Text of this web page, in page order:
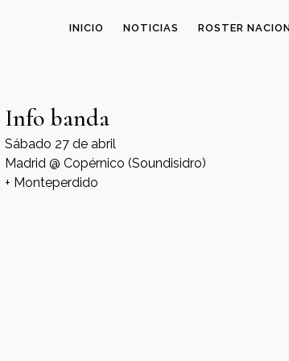
INICIO NOTICIAS ROSTER
Info banda
Sábado 27 de abril
Madrid @ Copérnico (Soundisidro)
+ Monteperdido